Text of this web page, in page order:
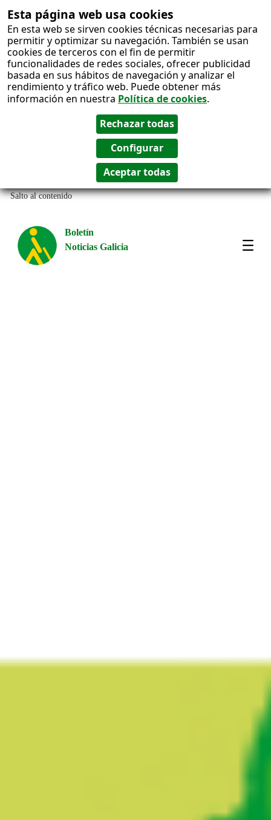
Esta página web usa cookies
En esta web se sirven cookies técnicas necesarias para
permitir y optimizar su navegación. También se usan
cookies de terceros con el fin de permitir
funcionalidades de redes sociales, ofrecer publicidad
basada en sus hábitos de navegación y analizar el
rendimiento y tráfico web. Puede obtener más
información en nuestra Política de cookies.
Salto al contenido
Boletín
Noticias Galicia